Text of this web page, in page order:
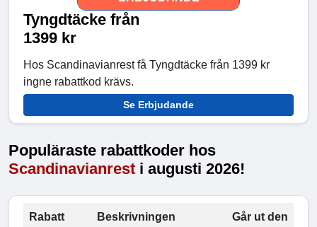
Tyngdtäcke från
1399 kr
Hos Scandinavianrest få Tyngdtäcke från 1399 kr
ingne rabattkod krävs.
Se Erbjudande
Populäraste rabattkoder hos
Scandinavianrest i augusti 2026!
Rabatt
Beskrivningen Går ut den